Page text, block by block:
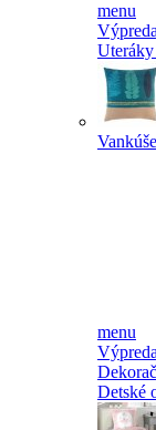
menu
Vankúše
menu
Detské